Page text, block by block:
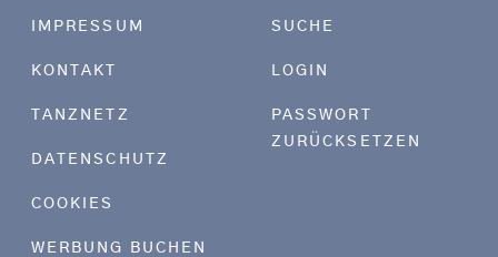
Footer menu
IMPRESSUM
KONTAKT
TANZNETZ
DATENSCHUTZ
COOKIES
WERBUNG BUCHEN
SUCHE
LOGIN
PASSWORT
ZURÜCKSETZEN